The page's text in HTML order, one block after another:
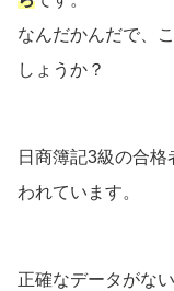
なんだかんだで、
しょうか？
日商簿記3級の合
われています。
正確なデータがな